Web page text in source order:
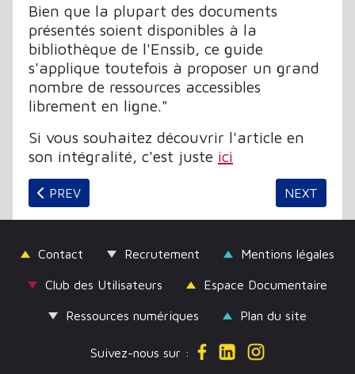
Bien que la plupart des documents
présentés soient disponibles à la
bibliothèque de l'Enssib, ce guide
s'applique toutefois à proposer un grand
nombre de ressources accessibles
librement en ligne."
Si vous souhaitez découvrir l'article en
son intégralité, c'est juste ici
PREVIOUS ARTICLE: BIBLIOGRILL « RESSOURCES
PREV NEXT
NEXT
Contact Recrutement Mentions légales
Club des Utilisateurs Espace Documentaire
Ressources numériques Plan du site
Suivez-nous sur :